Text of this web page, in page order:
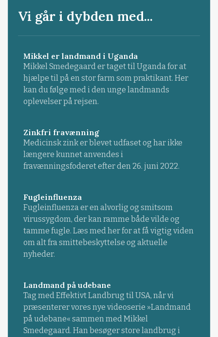
Vi går i dybden med...
Mikkel er landmand i Uganda
Mikkel Smedegaard er taget til Uganda for at
hjælpe til på en stor farm som praktikant. Her
kan du følge med i den unge landmands
oplevelser på rejsen.
Zinkfri fravænning
Medicinsk zink er blevet udfaset og har ikke
længere kunnet anvendes i
fravænningsfoderet efter den 26. juni 2022.
Fugleinfluenza
Fugleinfluenza er en alvorlig og smitsom
virussygdom, der kan ramme både vilde og
tamme fugle. Læs med her for at få vigtig viden
om alt fra smittebeskyttelse og aktuelle
nyheder.
Landmand på udebane
Tag med Effektivt Landbrug til USA, når vi
præsenterer vores nye videoserie »Landmand
på udebane« sammen med Mikkel
Smedegaard. Han besøger store landbrug i